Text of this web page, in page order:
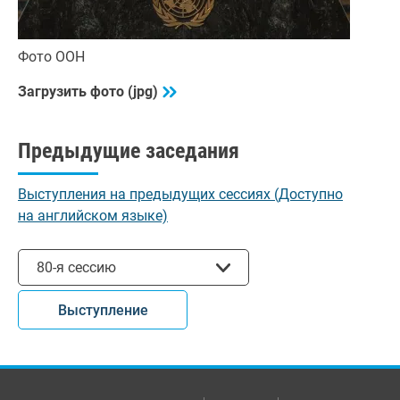
Фото ООН
Загрузить фото (jpg)
Предыдущие заседания
Выступления на предыдущих сессиях (Доступно
на английском языке)
80-я сессию
Выступление